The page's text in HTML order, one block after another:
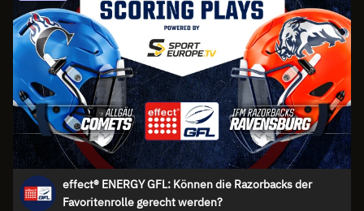
effect® ENERGY GFL: Können die Razorbacks der
Favoritenrolle gerecht werden?